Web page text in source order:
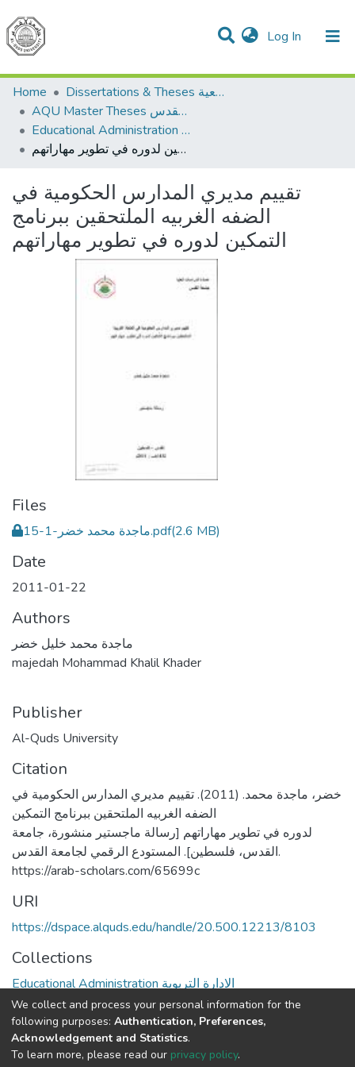
Log In (current)
Communities & Collections
All of DSpace
Home
Dissertations & Theses الرسائل الجامعية
AQU Master Theses الرسائل الجامعية الخاصة بجامعة القدس
Educational Administration الادارة التربوية
تقييم مديري المدارس الحكومية في الضفه الغربيه الملتحقين ببرنامج التمكين لدوره في تطوير مهاراتهم
تقييم مديري المدارس الحكومية في
الضفه الغربيه الملتحقين ببرنامج
التمكين لدوره في تطوير مهاراتهم
Files
ماجدة محمد خضر-1-15.pdf(2.6 MB)
Date
2011-01-22
Authors
ماجدة محمد خليل خضر
majedah Mohammad Khalil Khader
Publisher
Al-Quds University
Citation
خضر، ماجدة محمد. (2011). تقييم مديري المدارس الحكومية في
الضفه الغربيه الملتحقين ببرنامج التمكين
لدوره في تطوير مهاراتهم [رسالة ماجستير منشورة، جامعة
القدس، فلسطين]. المستودع الرقمي لجامعة القدس.
https://arab-scholars.com/65699c
URI
https://dspace.alquds.edu/handle/20.500.12213/8103
Collections
Educational Administration الادارة التربوية
Full item page
We collect and process your personal information for the
following purposes: Authentication, Preferences,
Acknowledgement and Statistics.
To learn more, please read our privacy policy.